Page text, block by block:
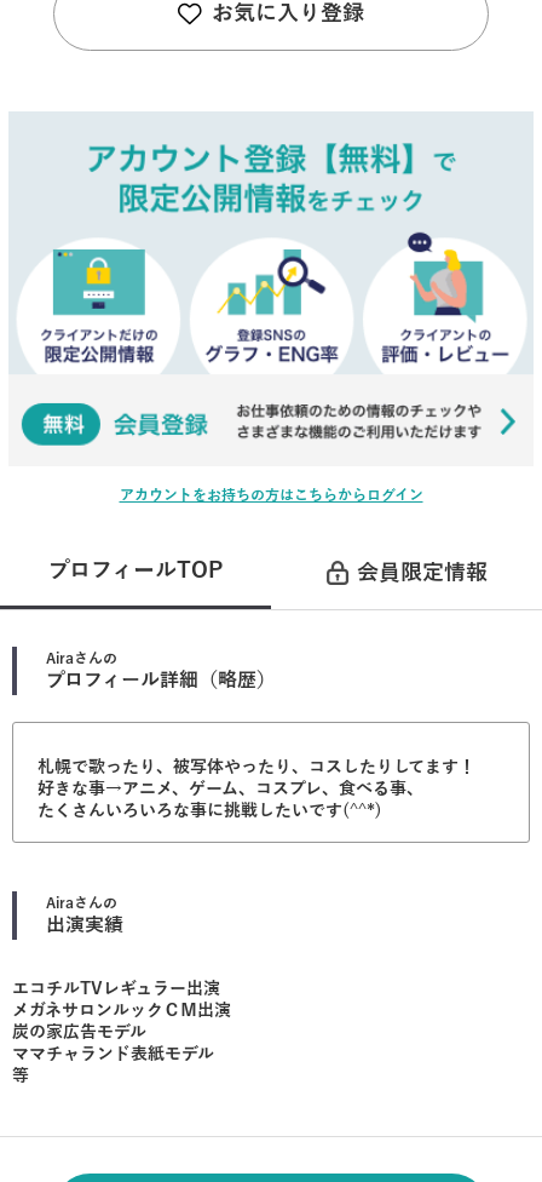
お気に入り登録
アカウントをお持ちの方はこちらからログイン
プロフィールTOP 会員限定情報
Airaさんの
プロフィール詳細（略歴）
札幌で歌ったり、被写体やったり、コスしたりしてます！
好きな事→アニメ、ゲーム、コスプレ、食べる事、
たくさんいろいろな事に挑戦したいです(^^*)
Airaさんの
出演実績
エコチルTVレギュラー出演
メガネサロンルックＣＭ出演
炭の家広告モデル
ママチャランド表紙モデル
等